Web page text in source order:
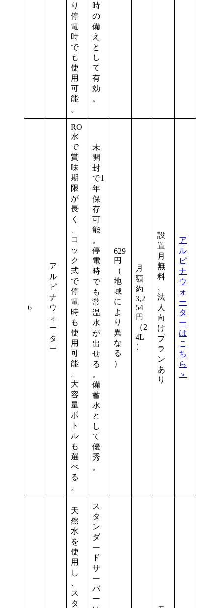
り
停
電
時
で
も
使
用
可
能
。
時
の
備
え
と
し
て
有
効
。
6
ア
ル
ピ
ナ
ウ
ォ
ー
タ
ー
RO
水
で
賞
味
期
限
が
長
く
コ
ッ
ク
式
で
停
電
時
も
使
用
可
能
。
大
容
量
ボ
ト
ル
も
選
べ
る
。
未
開
封
で1
年
保
存
可
能
。
停
電
時
で
も
常
温
水
が
出
せ
る
。
備
蓄
水
と
し
て
優
秀
。
629
円
（
地
域
に
よ
り
異
な
る
）
月
額
約
3,2
54
円
（2
4L
）
設
置
月
無
料
法
人
向
け
プ
ラ
ン
あ
り
ア
ル
ピ
ナ
ウ
ォ
ー
タ
ー
は
こ
ち
ら
＞
天
然
水
を
使
用
し
ス
タ
ス
タ
ン
ダ
ー
ド
サ
ー
バ
ー